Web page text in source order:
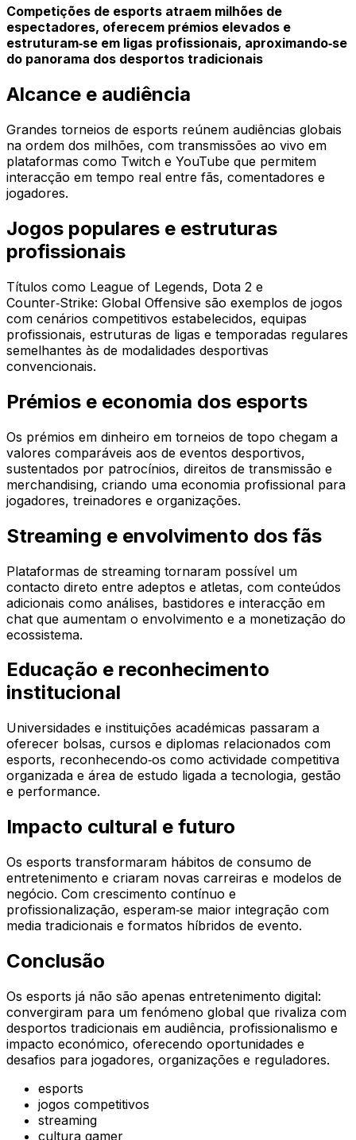
Competições de esports atraem milhões de
espectadores, oferecem prémios elevados e
estruturam‑se em ligas profissionais, aproximando‑se
do panorama dos desportos tradicionais
Alcance e audiência
Grandes torneios de esports reúnem audiências globais
na ordem dos milhões, com transmissões ao vivo em
plataformas como Twitch e YouTube que permitem
interacção em tempo real entre fãs, comentadores e
jogadores.
Jogos populares e estruturas
profissionais
Títulos como League of Legends, Dota 2 e
Counter‑Strike: Global Offensive são exemplos de jogos
com cenários competitivos estabelecidos, equipas
profissionais, estruturas de ligas e temporadas regulares
semelhantes às de modalidades desportivas
convencionais.
Prémios e economia dos esports
Os prémios em dinheiro em torneios de topo chegam a
valores comparáveis aos de eventos desportivos,
sustentados por patrocínios, direitos de transmissão e
merchandising, criando uma economia profissional para
jogadores, treinadores e organizações.
Streaming e envolvimento dos fãs
Plataformas de streaming tornaram possível um
contacto direto entre adeptos e atletas, com conteúdos
adicionais como análises, bastidores e interacção em
chat que aumentam o envolvimento e a monetização do
ecossistema.
Educação e reconhecimento
institucional
Universidades e instituições académicas passaram a
oferecer bolsas, cursos e diplomas relacionados com
esports, reconhecendo‑os como actividade competitiva
organizada e área de estudo ligada a tecnologia, gestão
e performance.
Impacto cultural e futuro
Os esports transformaram hábitos de consumo de
entretenimento e criaram novas carreiras e modelos de
negócio. Com crescimento contínuo e
profissionalização, esperam‑se maior integração com
media tradicionais e formatos híbridos de evento.
Conclusão
Os esports já não são apenas entretenimento digital:
convergiram para um fenómeno global que rivaliza com
desportos tradicionais em audiência, profissionalismo e
impacto económico, oferecendo oportunidades e
desafios para jogadores, organizações e reguladores.
esports
jogos competitivos
streaming
cultura gamer